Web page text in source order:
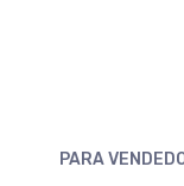
PARA